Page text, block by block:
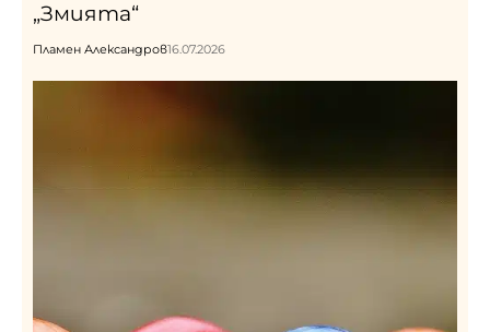
„Змията“
Пламен Александров16.07.2026